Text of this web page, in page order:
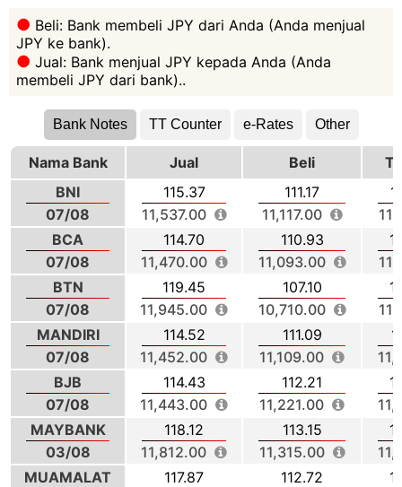
Beli: Bank membeli JPY dari Anda (Anda menjual
JPY ke bank).
Jual: Bank menjual JPY kepada Anda (Anda
membeli JPY dari bank)..
Bank Notes TT Counter e-Rates Other
Nama Bank Jual Beli
BNI
07/08
115.37
11,537.00
111.17
11,117.00
BCA
07/08
114.70
11,470.00
110.93
11,093.00
BTN
07/08
119.45
11,945.00
107.10
10,710.00
MANDIRI
07/08
114.52
11,452.00
111.09
11,109.00
BJB
07/08
114.43
11,443.00
112.21
11,221.00
MAYBANK
03/08
118.12
11,812.00
113.15
11,315.00
MUAMALAT
117.87
112.72